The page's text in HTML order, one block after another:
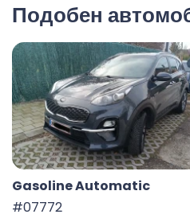
Подобен
Gasoline Automatic
#07772